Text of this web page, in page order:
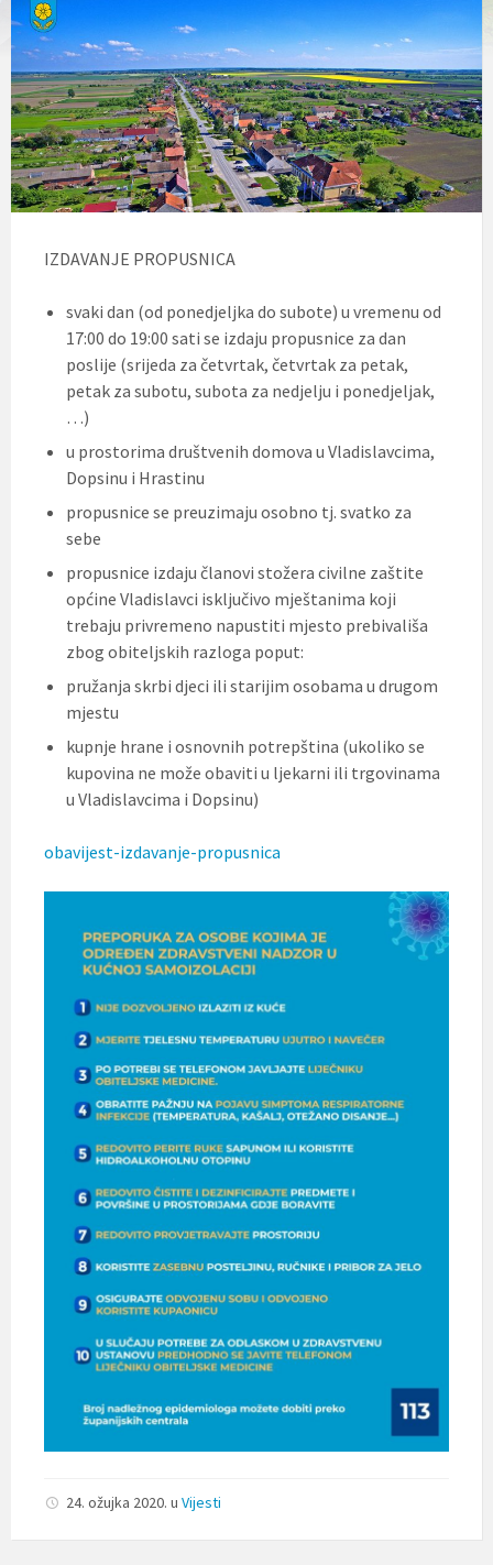
IZDAVANJE PROPUSNICA
svaki dan (od ponedjeljka do subote) u vremenu od
17:00 do 19:00 sati se izdaju propusnice za dan
poslije (srijeda za četvrtak, četvrtak za petak,
petak za subotu, subota za nedjelju i ponedjeljak,
…)
u prostorima društvenih domova u Vladislavcima,
Dopsinu i Hrastinu
propusnice se preuzimaju osobno tj. svatko za
sebe
propusnice izdaju članovi stožera civilne zaštite
općine Vladislavci isključivo mještanima koji
trebaju privremeno napustiti mjesto prebivališa
zbog obiteljskih razloga poput:
pružanja skrbi djeci ili starijim osobama u drugom
mjestu
kupnje hrane i osnovnih potrepština (ukoliko se
kupovina ne može obaviti u ljekarni ili trgovinama
u Vladislavcima i Dopsinu)
obavijest-izdavanje-propusnica
24. ožujka 2020. u Vijesti